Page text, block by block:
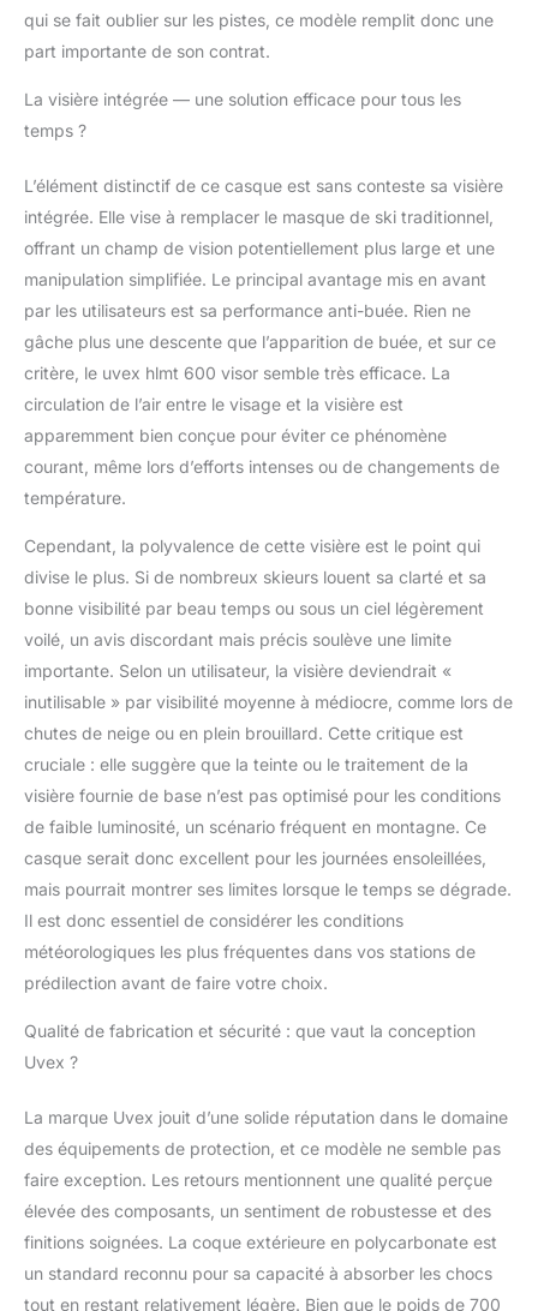
qui se fait oublier sur les pistes, ce modèle remplit donc une
part importante de son contrat.
La visière intégrée — une solution efficace pour tous les
temps ?
L’élément distinctif de ce casque est sans conteste sa visière
intégrée. Elle vise à remplacer le masque de ski traditionnel,
offrant un champ de vision potentiellement plus large et une
manipulation simplifiée. Le principal avantage mis en avant
par les utilisateurs est sa performance anti-buée. Rien ne
gâche plus une descente que l’apparition de buée, et sur ce
critère, le uvex hlmt 600 visor semble très efficace. La
circulation de l’air entre le visage et la visière est
apparemment bien conçue pour éviter ce phénomène
courant, même lors d’efforts intenses ou de changements de
température.
Cependant, la polyvalence de cette visière est le point qui
divise le plus. Si de nombreux skieurs louent sa clarté et sa
bonne visibilité par beau temps ou sous un ciel légèrement
voilé, un avis discordant mais précis soulève une limite
importante. Selon un utilisateur, la visière deviendrait «
inutilisable » par visibilité moyenne à médiocre, comme lors de
chutes de neige ou en plein brouillard. Cette critique est
cruciale : elle suggère que la teinte ou le traitement de la
visière fournie de base n’est pas optimisé pour les conditions
de faible luminosité, un scénario fréquent en montagne. Ce
casque serait donc excellent pour les journées ensoleillées,
mais pourrait montrer ses limites lorsque le temps se dégrade.
Il est donc essentiel de considérer les conditions
météorologiques les plus fréquentes dans vos stations de
prédilection avant de faire votre choix.
Qualité de fabrication et sécurité : que vaut la conception
Uvex ?
La marque Uvex jouit d’une solide réputation dans le domaine
des équipements de protection, et ce modèle ne semble pas
faire exception. Les retours mentionnent une qualité perçue
élevée des composants, un sentiment de robustesse et des
finitions soignées. La coque extérieure en polycarbonate est
un standard reconnu pour sa capacité à absorber les chocs
tout en restant relativement légère. Bien que le poids de 700